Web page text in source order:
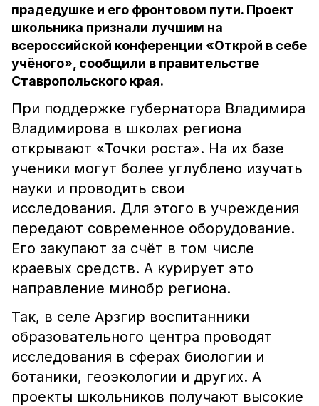
прадедушке и его фронтовом пути. Проект
школьника признали лучшим на
всероссийской конференции «Открой в себе
учёного», сообщили в правительстве
Ставропольского края.
При поддержке губернатора Владимира
Владимирова в школах региона
открывают «Точки роста». На их базе
ученики могут более углублено изучать
науки и проводить свои
исследования. Для этого в учреждения
передают современное оборудование.
Его закупают за счёт в том числе
краевых средств. А курирует это
направление минобр региона.
Так, в селе Арзгир воспитанники
образовательного центра проводят
исследования в сферах биологии и
ботаники, геоэкологии и других. А
проекты школьников получают высокие